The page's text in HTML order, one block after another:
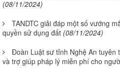
(08/11/2024)
TANDTC giải đáp một số vướng
quyền sử dụng đất (08/11/2024)
Đoàn Luật sư tỉnh Nghệ An tuyên
và trợ giúp pháp lý miễn phí cho